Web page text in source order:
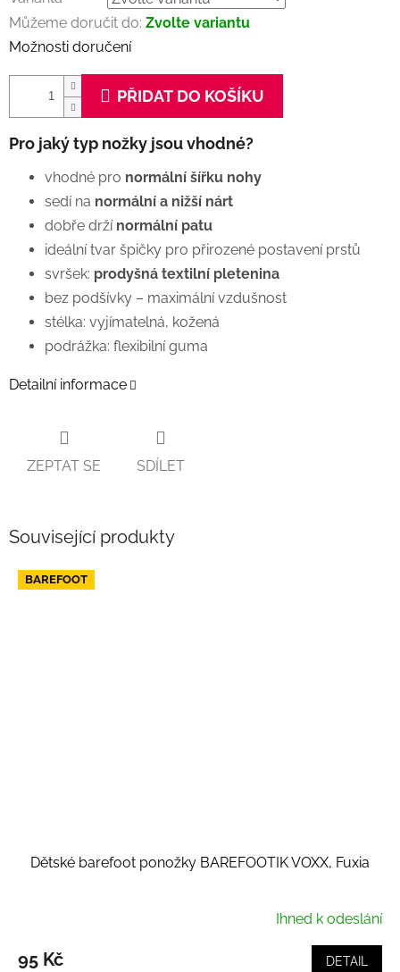
Můžeme doručit do: Zvolte variantu
Možnosti doručení
PŘIDAT DO KOŠÍKU
Pro jaký typ nožky jsou vhodné?
vhodné pro normální šířku nohy
sedí na normální a nižší nárt
dobře drží normální patu
ideální tvar špičky pro přirozené postavení prstů
svršek: prodyšná textilní pletenina
bez podšívky – maximální vzdušnost
stélka: vyjímatelná, kožená
podrážka: flexibilní guma
Detailní informace
ZEPTAT SE SDÍLET
Související produkty
BAREFOOT
Dětské barefoot ponožky BAREFOOTIK VOXX, Fuxia
Ihned k odeslání
95 Kč DETAIL